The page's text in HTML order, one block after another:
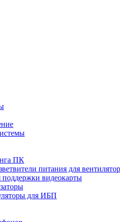
ПК
питания для
видеокарты
для ИБП